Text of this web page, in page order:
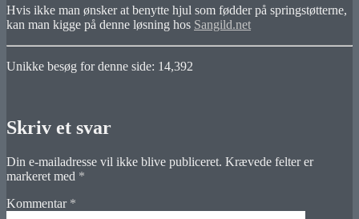
Hvis ikke man ønsker at benytte hjul som fødder på springstøtterne,
kan man kigge på denne løsning hos Sangild.net
Unikke besøg for denne side: 14,392
Skriv et svar
Din e-mailadresse vil ikke blive publiceret. Krævede felter er
markeret med *
Kommentar *